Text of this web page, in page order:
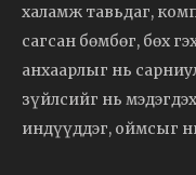
халамж тавьдаг,
сагсан бөмбөг, бөх
анхаарлыг нь
зүйлсийг нь
индүүддэг, оймсыг